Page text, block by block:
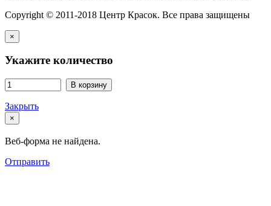
Copyright © 2011-2018 Центр Красок. Все права защищены
×
Укажите количество
В корзину
Закрыть
×
Веб-форма не найдена.
Отправить